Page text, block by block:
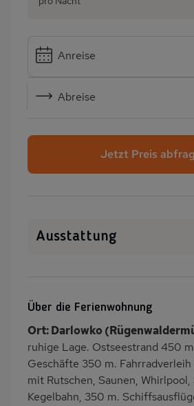
Anreise
Abreise
Jetzt Preis
Ausstattung
Wäschetrockner
Terrasse
Grill
Kinderspielplatz
PKW-
Eingezäuntes
Grundstück
Über die Ferienwohnung
Ort: Darlowko
ruhige Lage. Ostseestrand 450
Geschäfte 350 m.
mit Rutschen, Saunen,
Kegelbahn, 350 m.